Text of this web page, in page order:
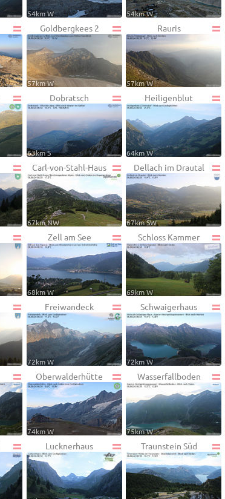
54km W 54km W
Goldbergkees 2
57km W
Rauris
57km W
Dobratsch
63km S
Heiligenblut
64km W
Carl-von-Stahl-Haus
67km NW
Dellach im Drautal
67km SW
Zell am See
68km W
Schloss Kammer
69km W
Freiwandeck
72km W
Schwaigerhaus
72km W
Oberwalderhütte
74km W
Wasserfallboden
75km W
Lucknerhaus Traunstein Süd